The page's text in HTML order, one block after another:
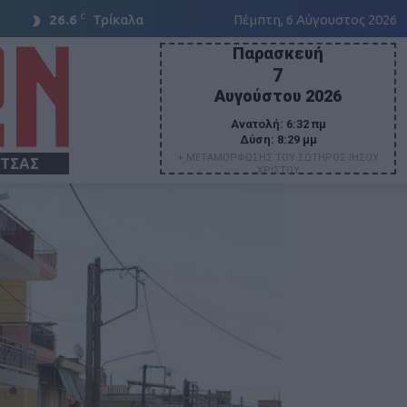
26.6 C Τρίκαλα Πέμπτη, 6 Αύγουστος 2026
Παρασκευή
7
Αυγούστου 2026
Ανατολή: 6:32 πμ
Δύση: 8:29 μμ
+ ΜΕΤΑΜΟΡΦΩΣΗΣ ΤΟΥ ΣΩΤΗΡΟΣ ΙΗΣΟΥ
ΧΡΙΣΤΟΥ